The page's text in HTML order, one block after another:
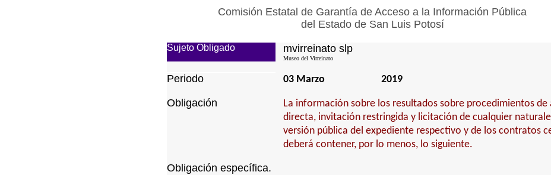
Comisión Estatal de Garantía de Acceso a la Información Pública
del Estado de San Luis Potosí
Sujeto Obligado mvirreinato slp
Museo del Virreinato
Periodo 03 Marzo 2019
Obligación
La información sobre los resultados sobre procedimientos de
directa, invitación restringida y licitación de cualquier
versión pública del expediente respectivo y de los contratos
deberá contener, por lo menos, lo siguiente.
Obligación específica.